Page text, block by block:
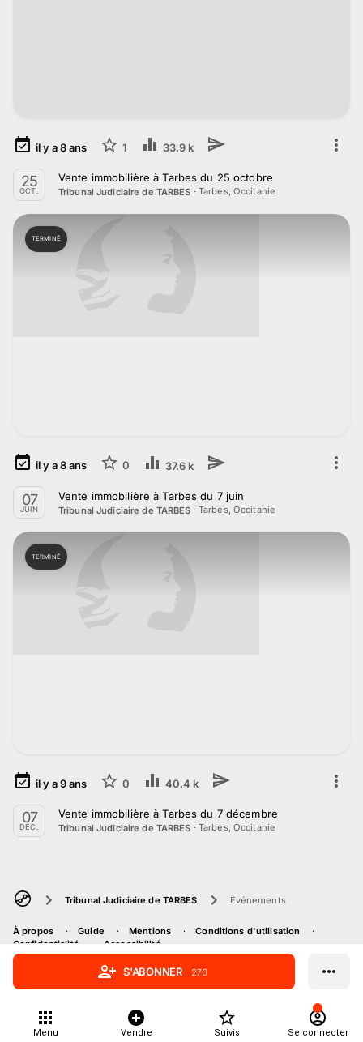
il y a8ans 1 33.9 k
25
OCT.
Vente immobilière à Tarbes du 25 octobre
Tribunal Judiciaire de TARBES · Tarbes, Occitanie
TERMINÉ
il y a8ans 0 37.6 k
07
JUIN
Vente immobilière à Tarbes du 7 juin
Tribunal Judiciaire de TARBES · Tarbes, Occitanie
TERMINÉ
il y a9ans 0 40.4 k
07
DÉC.
Vente immobilière à Tarbes du 7 décembre
Tribunal Judiciaire de TARBES · Tarbes, Occitanie
Tribunal Judiciaire de TARBES Événements
À propos Guide Mentions
Conditions d'utilisation
Confidentialité
Accessibilité
S'ABONNER 270
Menu Vendre Suivis Se connecter